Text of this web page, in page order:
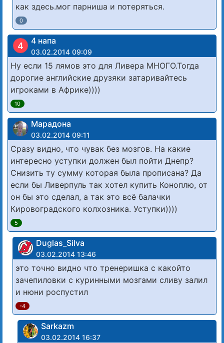
как здесь.мог парниша и потеряться.
0
4 4 напа
03.02.2014 09:09
Ну если 15 лямов это для Ливера МНОГО.Тогда
дорогие английские друзяки затаривайтесь
игроками в Африке))))
10
Марадона
03.02.2014 09:11
Сразу видно, что чувак без мозгов. На какие
интересно уступки должен был пойти Днепр?
Снизить ту сумму которая была прописана? Да
если бы Ливерпуль так хотел купить Коноплю, от
он бы это сделал, а так это всё балачки
Кировоградского колхозника. Уступки))))
5
Duglas_Silva
03.02.2014 13:46
это точно видно что тренеришка с какойто
зачепиловки с куринными мозгами сливу залил
и нюни роспустил
-4
Sarkazm
03.02.2014 16:37